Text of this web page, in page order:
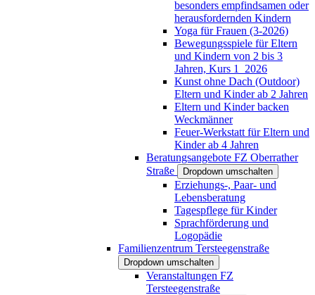
besonders empfindsamen oder
herausfordernden Kindern
Yoga für Frauen (3-2026)
Bewegungsspiele für Eltern
und Kindern von 2 bis 3
Jahren, Kurs 1_2026
Kunst ohne Dach (Outdoor)
Eltern und Kinder ab 2 Jahren
Eltern und Kinder backen
Weckmänner
Feuer-Werkstatt für Eltern und
Kinder ab 4 Jahren
Beratungsangebote FZ Oberrather
Straße
Dropdown umschalten
Erziehungs-, Paar- und
Lebensberatung
Tagespflege für Kinder
Sprachförderung und
Logopädie
Familienzentrum Tersteegenstraße
Dropdown umschalten
Veranstaltungen FZ
Tersteegenstraße